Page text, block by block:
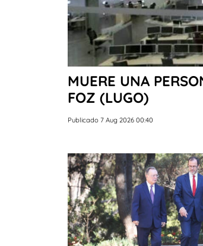
MUERE UNA
FOZ (LUGO)
Publicado 7 Aug 2026 00:40